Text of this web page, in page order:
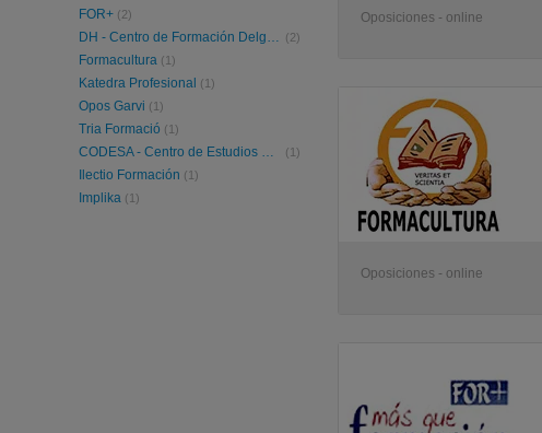
FOR+ (2)
DH - Centro de Formación Delgado - Hernández (2)
Formacultura (1)
Katedra Profesional (1)
Opos Garvi (1)
Tria Formació (1)
CODESA - Centro de Estudios CODESA (1)
Ilectio Formación (1)
Implika (1)
Oposiciones - online
Oposiciones - online